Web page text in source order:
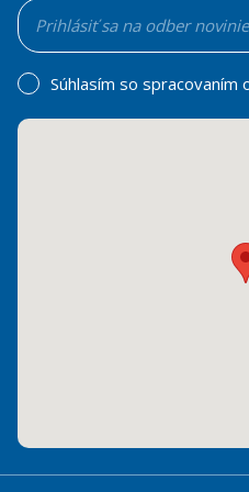
Súhlasím so spracovaním